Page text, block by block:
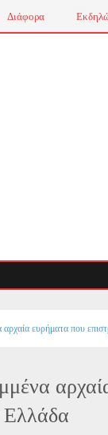
Διάφορα
αρχαία ευρήματα που
Ελλάδα